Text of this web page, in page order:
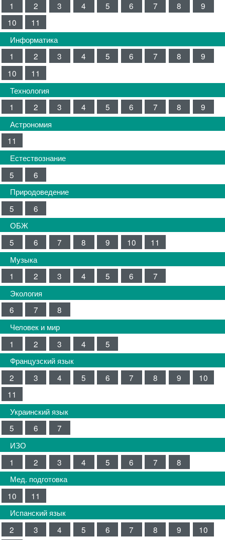
1 2 3 4 5 6 7 8
9
10
11
Информатика
1
2 3 4 5 6 7 8
9
10
11
Технология
1
2 3 4 5 6 7 8
9
Астрономия
11
Естествознание
5
6
Природоведение
5
6
ОБЖ
5
6 7 8 9 10
11
Музыка
1
2 3 4 5 6
7
Экология
6
7
8
Человек и мир
1
2 3 4
5
Французский язык
2
3 4 5 6 7 8 9
10
11
Украинский язык
5
6
7
ИЗО
1
2 3 4 5 6 7
8
Мед. подготовка
10
11
Испанский язык
2
3 4 5 6 7 8 9
10